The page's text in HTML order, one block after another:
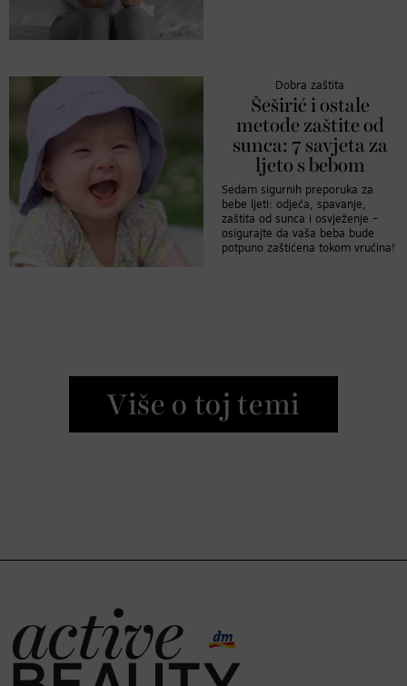
Dobra zaštita
Šeširić i ostale
metode zaštite od
sunca: 7 savjeta za
ljeto s bebom
Sedam sigurnih preporuka za
bebe ljeti: odjeća, spavanje,
zaštita od sunca i osvježenje –
osigurajte da vaša beba bude
potpuno zaštićena tokom vrućina!
Više o toj temi